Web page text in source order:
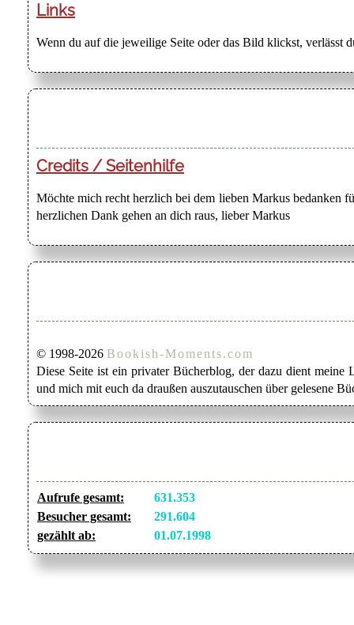
Links
Wenn du auf die jeweilige Seite oder das Bild klickst, verlässt
Credits / Seitenhilfe
Möchte mich recht herzlich bei dem lieben Markus bedanken
herzlichen Dank gehen an dich raus, lieber Markus
© 1998-2026 Bookish-Moments.com
Diese Seite ist ein privater Bücherblog, der dazu dient meine
und mich mit euch da draußen auszutauschen über gelesene
Aufrufe gesamt:
631.353
Besucher gesamt:
291.604
gezählt ab:
01.07.1998